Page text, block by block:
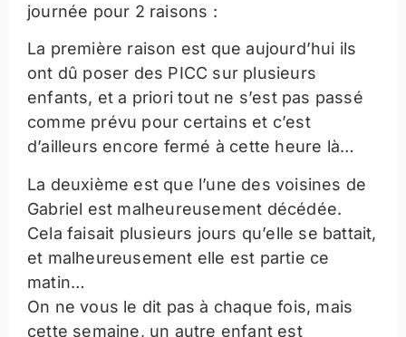
journée pour 2 raisons :
La première raison est que aujourd’hui ils
ont dû poser des PICC sur plusieurs
enfants, et a priori tout ne s’est pas passé
comme prévu pour certains et c’est
d’ailleurs encore fermé à cette heure là…
La deuxième est que l’une des voisines de
Gabriel est malheureusement décédée.
Cela faisait plusieurs jours qu’elle se battait,
et malheureusement elle est partie ce
matin…
On ne vous le dit pas à chaque fois, mais
cette semaine, un autre enfant est